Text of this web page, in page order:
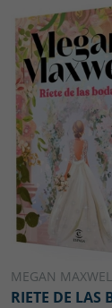
MEGAN
RIETE DE LAS